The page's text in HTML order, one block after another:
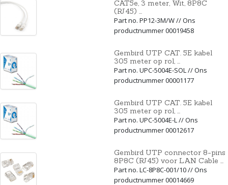
CAT5e, 3 meter, Wit, 8P8C
(RJ45) ...
Part no. PP12-3M/W // Ons
productnummer 00019458
Gembird UTP CAT. 5E kabel
305 meter op rol, ...
Part no. UPC-5004E-SOL // Ons
productnummer 00001177
Gembird UTP CAT. 5E kabel
305 meter op rol, ...
Part no. UPC-5004E-L // Ons
productnummer 00012617
Gembird UTP connector 8-pins
8P8C (RJ45) voor LAN Cable ...
Part no. LC-8P8C-001/10 // Ons
productnummer 00014669